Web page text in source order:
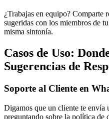
¿Trabajas en equipo? Comparte
sugeridas con los miembros de
misma sintonía.
Casos de Uso:
Sugerencias de
Soporte al Cliente en
Digamos que un cliente te envía
preguntando sobre la política de